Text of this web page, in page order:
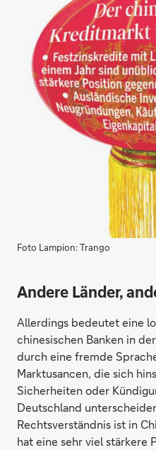
Foto Lampion: Trango
Andere Länder,
Allerdings bedeutet eine
chinesischen Banken in
durch eine fremde
Marktusancen, die sich
Sicherheiten oder
Deutschland
Rechtsverständnis ist in
hat eine sehr viel stärkere